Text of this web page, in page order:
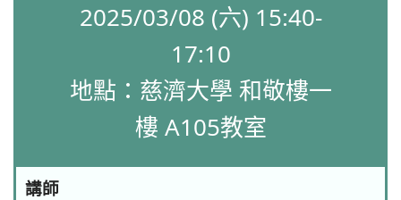
2025/03/08 (六) 15:40-
17:10
地點：慈濟大學 和敬樓一
樓 A105教室
講師